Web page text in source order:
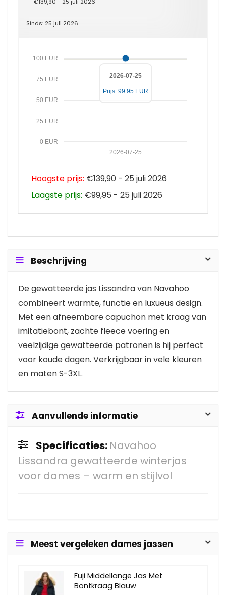
Sinds: 25 juli 2026
0 EUR
25 EUR
50 EUR
75 EUR
100 EUR
2026-07-25
2026-07-25
Prijs: 99.95 EUR
Hoogste prijs: €139,90 - 25 juli 2026
Laagste prijs: €99,95 - 25 juli 2026
Beschrijving
De gewatteerde jas Lissandra van Navahoo
combineert warmte, functie en luxueus design.
Met een afneembare capuchon met kraag van
imitatiebont, zachte fleece voering en
veelzijdige gewatteerde patronen is hij perfect
voor koude dagen. Verkrijgbaar in vele kleuren
en maten S-3XL.
Aanvullende informatie
Specificaties: Navahoo
Lissandra gewatteerde winterjas
voor dames – warm en stijlvol
Meest vergeleken dames jassen
Fuji Middellange Jas Met
Bontkraag Blauw